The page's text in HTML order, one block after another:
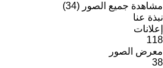
مشاهدة جميع الصور (34)
نبذة عنا
إعلانات
118
معرض الصور
38